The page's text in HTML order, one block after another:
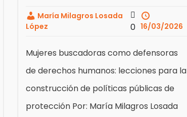
María Milagros Losada
López
0 16/03/2026
Mujeres buscadoras como defensoras
de derechos humanos: lecciones para la
construcción de políticas públicas de
protección Por: María Milagros Losada